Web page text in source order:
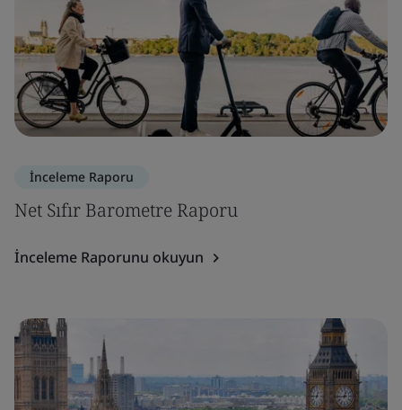
İnceleme Raporu
Net Sıfır Barometre Raporu
İnceleme Raporunu okuyun